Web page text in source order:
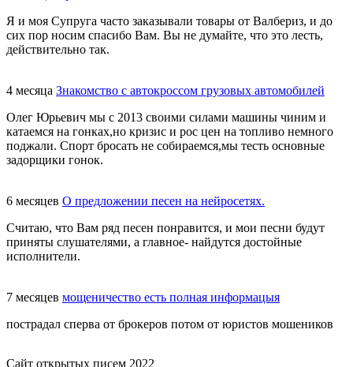
Я и моя Супруга часто заказывали товары от Валбериз, и до
сих пор носим спасибо Вам. Вы не думайте, что это лесть,
действительно так.
4 месяца Знакомство с автокроссом грузовых автомобилей
Олег Юрьевич мы с 2013 своими силами машины чиним и
катаемся на гонках,но кризис и рос цен на топливо немного
поджали. Спорт бросать не собираемся,мы тесть основные
задорщики гонок.
6 месяцев О предложении песен на нейросетях.
Считаю, что Вам ряд песен понравится, и мои песни будут
приняты слушателями, а главное- найдутся достойные
исполнители.
7 месяцев мощеничество есть полная информацыя
пострадал сперва от брокеров потом от юристов мошеников
Сайт открытых писем 2022